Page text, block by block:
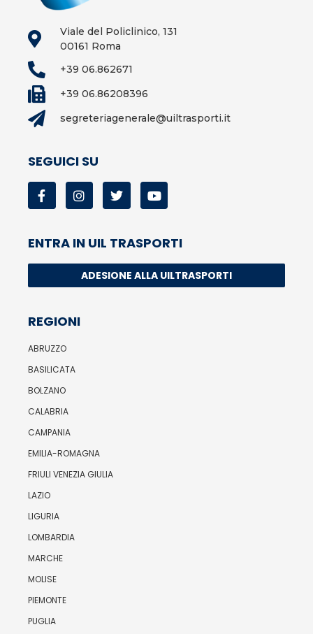
Viale del Policlinico, 131
00161 Roma
+39 06.862671
+39 06.86208396
segreteriagenerale@uiltrasporti.it
SEGUICI SU
ENTRA IN UIL TRASPORTI
ADESIONE ALLA UILTRASPORTI
REGIONI
ABRUZZO
BASILICATA
BOLZANO
CALABRIA
CAMPANIA
EMILIA-ROMAGNA
FRIULI VENEZIA GIULIA
LAZIO
LIGURIA
LOMBARDIA
MARCHE
MOLISE
PIEMONTE
PUGLIA